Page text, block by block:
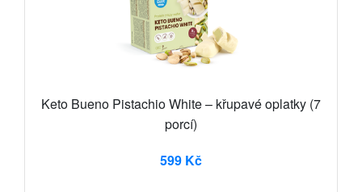
Keto Bueno Pistachio White – křupavé oplatky (7
porcí)
599 Kč